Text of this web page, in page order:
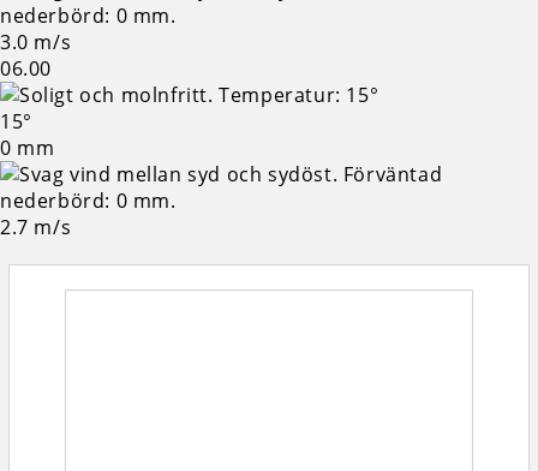
3.0 m/s
06.00
15°
0 mm
2.7 m/s